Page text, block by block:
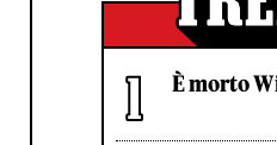
È morto